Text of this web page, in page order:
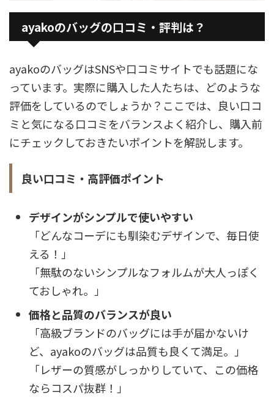
ayakoのバッグの口コミ・評判は？
ayakoのバッグはSNSや口コミサイトでも話題にな
っています。実際に購入した人たちは、どのような
評価をしているのでしょうか？ここでは、良い口コ
ミと気になる口コミをバランスよく紹介し、購入前
にチェックしておきたいポイントを解説します。
良い口コミ・高評価ポイント
デザインがシンプルで使いやすい
「どんなコーデにも馴染むデザインで、毎日使
える！」
「無駄のないシンプルなフォルムが大人っぽく
ておしゃれ。」
価格と品質のバランスが良い
「高級ブランドのバッグには手が届かないけ
ど、ayakoのバッグは品質も良くて満足。」
「レザーの質感がしっかりしていて、この価格
ならコスパ抜群！」